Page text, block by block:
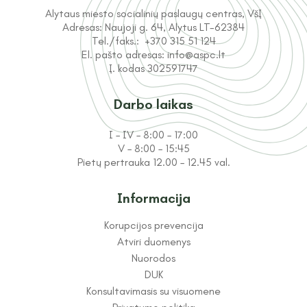
Psichosocialinė pagalba
Atvejo vadyba ir socialinės paslaugos
šeimoms
Paslaugų kainos
Paslaugų į(si)vertinimas
Viešieji pirkimai
Asmens duomenų apsauga
Civilinė sauga
Tarnybiniai lengvieji automobiliai
Konkursai į laisvas darbo vietas
Socialinių paslaugų kokybės sistema
Darbuotojai
Darbuotojų funkcijos ir specialieji reikalavimai
jų pareigybėms
Biudžeto vykdymo ataskaitų rinkiniai
Finansinių ataskaitų rinkiniai
Informacija apie darbo užmokestį
Viešieji pirkimai
Asmens duomenų apsauga
Tarnybiniai lengvieji automobiliai
Konkursai į laisvas darbo vietas
Socialinių paslaugų kokybės sistema
Alytaus miesto socialinių paslaugų centras, VšĮ
Adresas:Naujoji g. 64, Alytus LT-62384
Tel./faks.: +370 315 51 124
El. pašto adresas:info@aspc.lt
Į. kodas 302591747
Darbo laikas
I – IV – 8:00 – 17:00
V – 8:00 – 15:45
Pietų pertrauka 12.00 – 12.45 val.
Informacija
Korupcijos prevencija
Atviri duomenys
Nuorodos
DUK
Konsultavimasis su visuomene